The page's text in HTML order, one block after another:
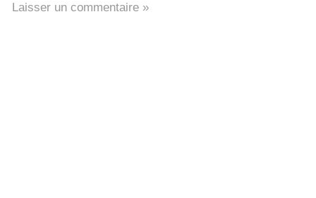
Laisser un commentaire »